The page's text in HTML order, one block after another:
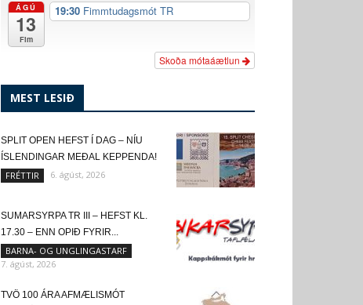
ÁGÚ
13
Fim
19:30 Fimmtudagsmót TR
Skoða mótaáætlun
MEST LESIÐ
SPLIT OPEN HEFST Í DAG – NÍU
ÍSLENDINGAR MEÐAL KEPPENDA!
FRÉTTIR 6. ágúst, 2026
SUMARSYRPA TR III – HEFST KL.
17.30 – ENN OPIÐ FYRIR...
BARNA- OG UNGLINGASTARF
7. ágúst, 2026
TVÖ 100 ÁRA AFMÆLISMÓT